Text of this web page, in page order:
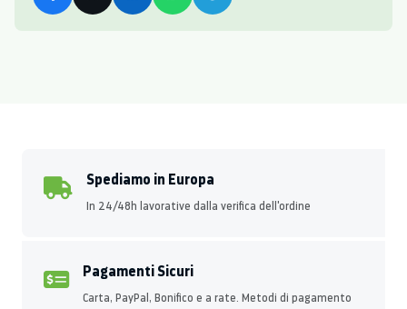
Spediamo in Europa
In 24/48h lavorative dalla verifica dell'ordine
Pagamenti Sicuri
Carta, PayPal, Bonifico e a rate. Metodi di pagamento